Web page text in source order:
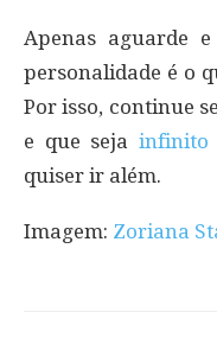
Apenas aguarde
personalidade é o
Por isso, continue
e que seja infinito
quiser ir além.
Imagem: Zoriana